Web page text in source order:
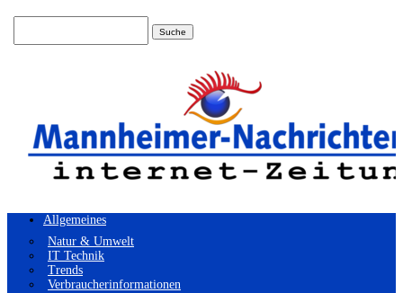
Allgemeines
Natur & Umwelt
IT Technik
Trends
Verbraucherinformationen